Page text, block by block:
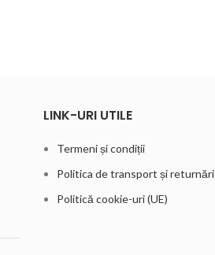
LINK-URI UTILE
Termeni și condiții
Politica de transport și returnări
Politică cookie-uri (UE)